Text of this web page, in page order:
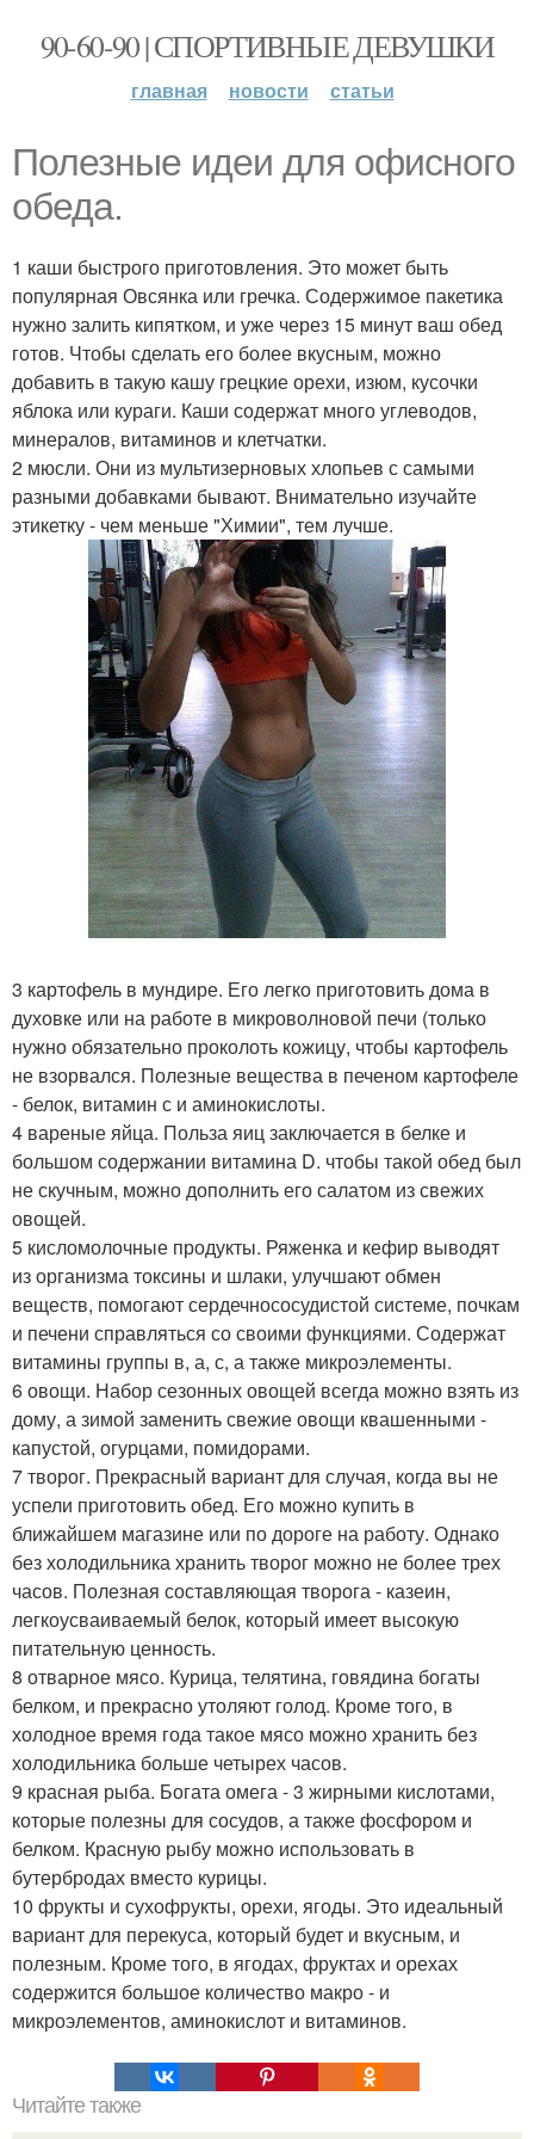
90-60-90 | СПОРТИВНЫЕ ДЕВУШКИ
главная новости статьи
Полезные идеи для офисного
обеда.
1 каши быстрого приготовления. Это может быть
популярная Овсянка или гречка. Содержимое пакетика
нужно залить кипятком, и уже через 15 минут ваш обед
готов. Чтобы сделать его более вкусным, можно
добавить в такую кашу грецкие орехи, изюм, кусочки
яблока или кураги. Каши содержат много углеводов,
минералов, витаминов и клетчатки.
2 мюсли. Они из мультизерновых хлопьев с самыми
разными добавками бывают. Внимательно изучайте
этикетку - чем меньше "Химии", тем лучше.
3 картофель в мундире. Его легко приготовить дома в
духовке или на работе в микроволновой печи (только
нужно обязательно проколоть кожицу, чтобы картофель
не взорвался. Полезные вещества в печеном картофеле
- белок, витамин с и аминокислоты.
4 вареные яйца. Польза яиц заключается в белке и
большом содержании витамина D. чтобы такой обед был
не скучным, можно дополнить его салатом из свежих
овощей.
5 кисломолочные продукты. Ряженка и кефир выводят
из организма токсины и шлаки, улучшают обмен
веществ, помогают сердечнососудистой системе, почкам
и печени справляться со своими функциями. Содержат
витамины группы в, а, с, а также микроэлементы.
6 овощи. Набор сезонных овощей всегда можно взять из
дому, а зимой заменить свежие овощи квашенными -
капустой, огурцами, помидорами.
7 творог. Прекрасный вариант для случая, когда вы не
успели приготовить обед. Его можно купить в
ближайшем магазине или по дороге на работу. Однако
без холодильника хранить творог можно не более трех
часов. Полезная составляющая творога - казеин,
легкоусваиваемый белок, который имеет высокую
питательную ценность.
8 отварное мясо. Курица, телятина, говядина богаты
белком, и прекрасно утоляют голод. Кроме того, в
холодное время года такое мясо можно хранить без
холодильника больше четырех часов.
9 красная рыба. Богата омега - 3 жирными кислотами,
которые полезны для сосудов, а также фосфором и
белком. Красную рыбу можно использовать в
бутербродах вместо курицы.
10 фрукты и сухофрукты, орехи, ягоды. Это идеальный
вариант для перекуса, который будет и вкусным, и
полезным. Кроме того, в ягодах, фруктах и орехах
содержится большое количество макро - и
микроэлементов, аминокислот и витаминов.
Читайте также